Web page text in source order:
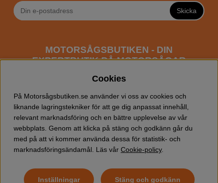
Skicka
MOTORSÅGSBUTIKEN - DIN
EXPERTBUTIK PÅ MOTORSÅGAR
fokus mot entusiaster och professionella användare av
motorsågar. Vi erbjuder ett brett sortiment av
Husqvarna motorsågarsamt alla tänkbaratillbehör
du kan behöva vid trädfällning, gallring och allmän
skogsskötsel. Välkommen att handla din Husqvarna
motorsåg och tillbehör online hos oss!
Cookies
På Motorsågsbutiken.se använder vi oss av cookies och
liknande lagringstekniker för att ge dig anpassat innehåll,
relevant marknadsföring och en bättre upplevelse av vår
webbplats. Genom att klicka på stäng och godkänn går du
med på att vi kommer använda dessa för statistik- och
marknadsföringsändamål. Läs vår Cookie-policy.
Inställningar Stäng och godkänn